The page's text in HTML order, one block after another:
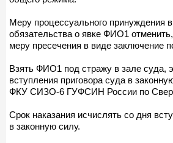
Меру процессуального принуждения
обязательства о явке ФИО1
меру пресечения в виде заключение
Взять ФИО1 под стражу в зале суда,
вступления приговора суда в
ФКУ СИЗО-6 ГУФСИН России по
Срок наказания исчислять со дня
в законную силу.